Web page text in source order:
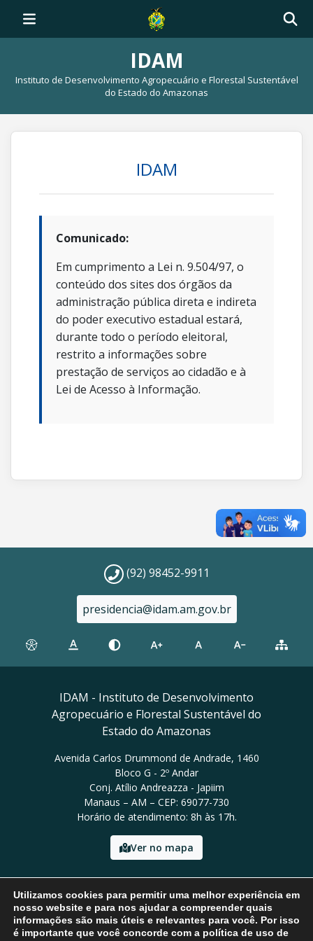
IDAM
Instituto de Desenvolvimento Agropecuário e Florestal Sustentável
do Estado do Amazonas
IDAM
Comunicado:
Em cumprimento a Lei n. 9.504/97, o
conteúdo dos sites dos órgãos da
administração pública direta e indireta
do poder executivo estadual estará,
durante todo o período eleitoral,
restrito a informações sobre
prestação de serviços ao cidadão e à
Lei de Acesso à Informação.
(92) 98452-9911
presidencia@idam.am.gov.br
IDAM - Instituto de Desenvolvimento
Agropecuário e Florestal Sustentável do
Estado do Amazonas
Avenida Carlos Drummond de Andrade, 1460
Bloco G - 2º Andar
Conj. Atílio Andreazza - Japiim
Manaus – AM – CEP: 69077-730
Horário de atendimento: 8h às 17h.
Ver no mapa
Email: presidencia@idam.am.gov.br
Tel: (92) 98452-9911
Utilizamos cookies para permitir uma melhor experiência em
nosso website e para nos ajudar a compreender quais
informações são mais úteis e relevantes para você. Por isso
é importante que você concorde com a política de uso de